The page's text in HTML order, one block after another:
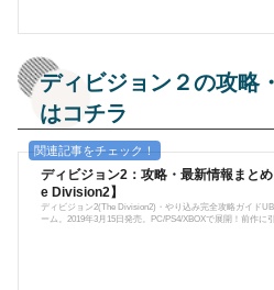
ディビジョン２の攻略
はコチラ
ディビジョン2：攻略・最新情報まと
e Division2】
ディビジョン2(The Division2)・やり込み完全攻略ガイド
ーム。2019年3月15日発売。PC/PS4/XBOXで展開！前作に